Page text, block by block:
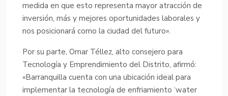
medida en que esto representa mayor atracción de
inversión, más y mejores oportunidades laborales y
nos posicionará como la ciudad del futuro».
Por su parte, Omar Téllez, alto consejero para
Tecnología y Emprendimiento del Distrito, afirmó:
«Barranquilla cuenta con una ubicación ideal para
implementar la tecnología de enfriamiento ‘water